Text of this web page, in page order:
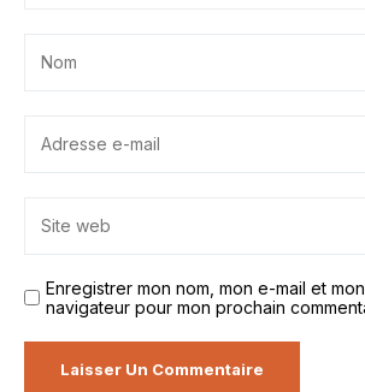
Enregistrer mon nom, mon e-mail et
navigateur pour mon prochain